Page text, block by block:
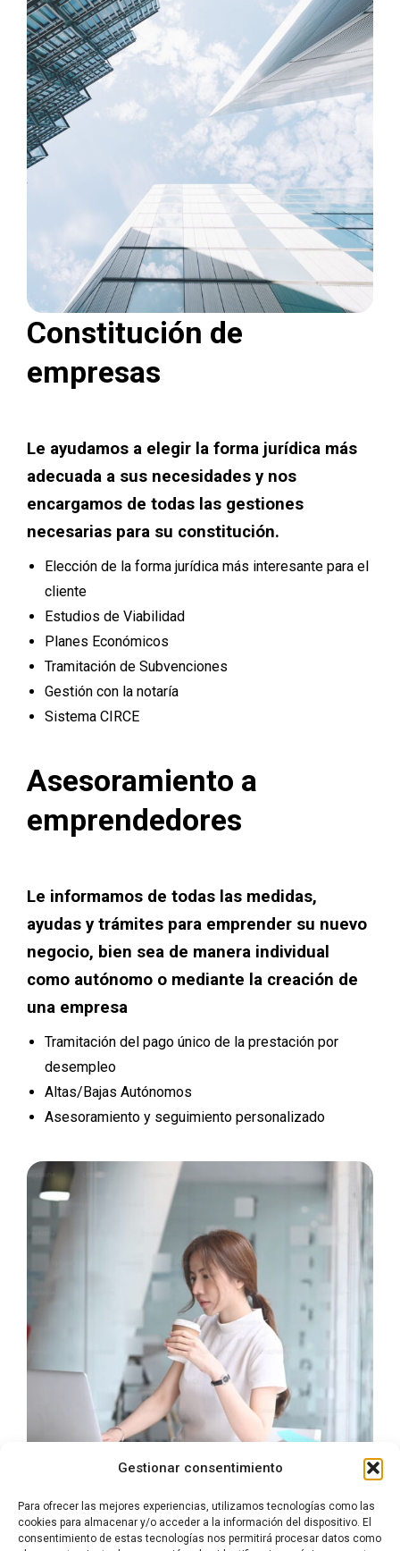
Gestionar consentimiento
Para ofrecer las mejores experiencias, utilizamos tecnologías como las
cookies para almacenar y/o acceder a la información del dispositivo. El
consentimiento de estas tecnologías nos permitirá procesar datos como
Constitución de
empresas
Le ayudamos a elegir la forma jurídica más
adecuada a sus necesidades y nos
encargamos de todas las gestiones
necesarias para su constitución.
Elección de la forma jurídica más interesante para el
cliente
Estudios de Viabilidad
Planes Económicos
Tramitación de Subvenciones
Gestión con la notaría
Sistema CIRCE
Asesoramiento a
emprendedores
Le informamos de todas las medidas,
ayudas y trámites para emprender su nuevo
negocio, bien sea de manera individual
como autónomo o mediante la creación de
una empresa
Tramitación del pago único de la prestación por
desempleo
Altas/Bajas Autónomos
Asesoramiento y seguimiento personalizado